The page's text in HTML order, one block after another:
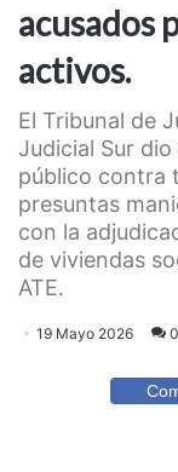
acusados
activos.
El Tribunal de
Judicial Sur
público contra
presuntas
con la
de viviendas
ATE.
19 Mayo 2026 0